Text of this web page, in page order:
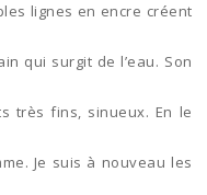
lignes en encre créent
qui surgit de l’eau. Son
très fins, sinueux. En le
Je suis à nouveau les